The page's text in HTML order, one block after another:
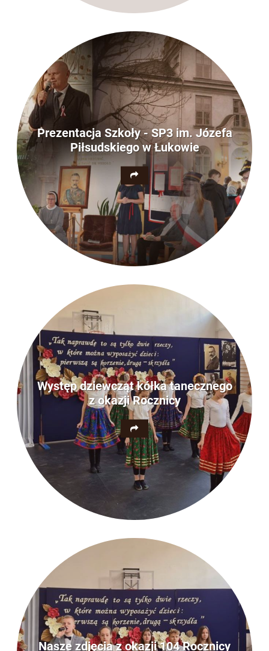
Prezentacja Szkoły - SP3 im. Józefa
Piłsudskiego w Łukowie
Występ dziewcząt kółka tanecznego
z okazji Rocznicy
Nasze zdjęcia z okazji 104 Rocznicy